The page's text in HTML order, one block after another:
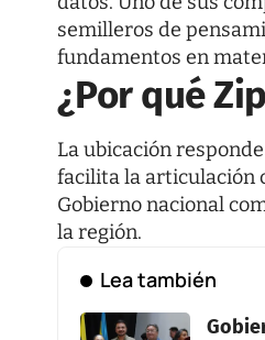
semilleros de
fundamentos en
¿Por qué
La ubicación
facilita la articulación
Gobierno nacional
la región.
Lea también